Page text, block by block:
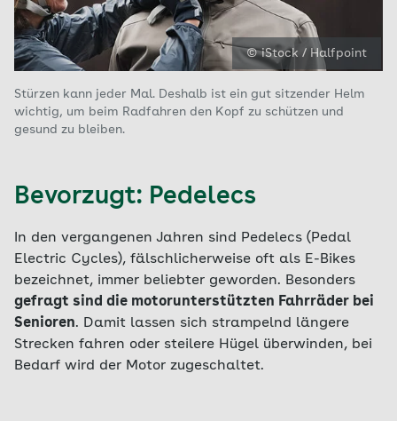
© iStock / Halfpoint
Stürzen kann jeder Mal. Deshalb ist ein gut sitzender Helm
wichtig, um beim Radfahren den Kopf zu schützen und
gesund zu bleiben.
Bevorzugt: Pedelecs
In den vergangenen Jahren sind Pedelecs (Pedal
Electric Cycles), fälschlicherweise oft als E-Bikes
bezeichnet, immer beliebter geworden. Besonders
gefragt sind die motorunterstützten Fahrräder bei
Senioren. Damit lassen sich strampelnd längere
Strecken fahren oder steilere Hügel überwinden, bei
Bedarf wird der Motor zugeschaltet.